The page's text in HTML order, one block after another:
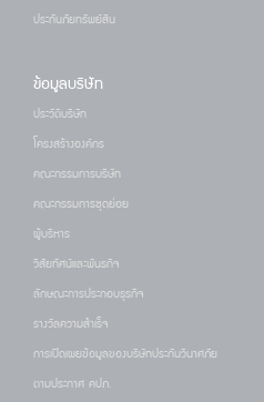
ประกันภัยทรัพย์สิน
ข้อมูลบริษัท
ประวัติบริษัท
โครงสร้างองค์กร
คณะกรรมการบริษัท
คณะกรรมการชุดย่อย
ผู้บริหาร
วิสัยทัศน์และพันธกิจ
ลักษณะการประกอบธุรกิจ
รางวัลความสำเร็จ
การเปิดเผยข้อมูลของบริษัทประกันวินาศภัย
ตามประกาศ คปภ.